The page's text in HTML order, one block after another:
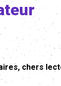
chers